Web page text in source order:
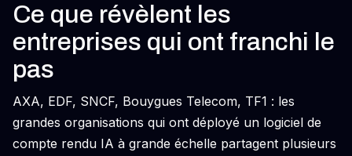
Ce que révèlent les
entreprises qui ont franchi le
pas
AXA, EDF, SNCF, Bouygues Telecom, TF1 : les
grandes organisations qui ont déployé un logiciel de
compte rendu IA à grande échelle partagent plusieurs